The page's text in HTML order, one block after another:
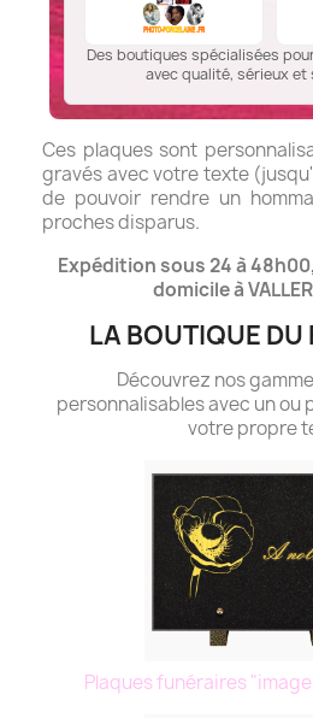
Des boutiques spécialisées
avec qualité, sérieux et
Ces plaques sont
gravés avec votre texte
de pouvoir rendre un
proches disparus.
Expédition sous 24 à
domicile à
LA BOUTIQUE DU
Découvrez nos
personnalisables avec un ou
votre propre
Plaques funéraires